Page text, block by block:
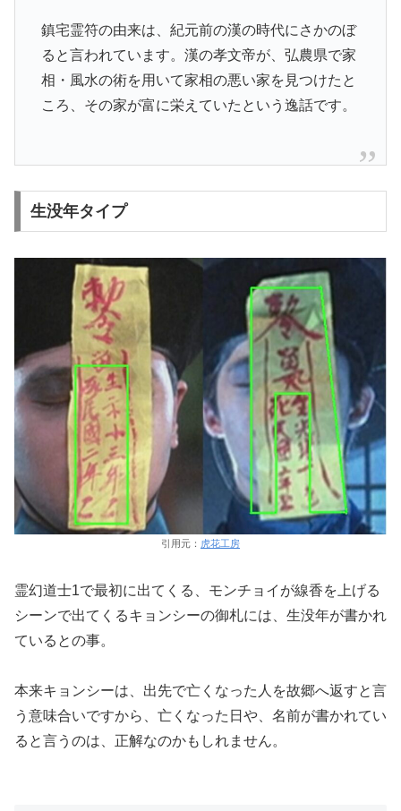
鎮宅霊符の由来は、紀元前の漢の時代にさかのぼ
ると言われています。漢の孝文帝が、弘農県で家
相・風水の術を用いて家相の悪い家を見つけたと
ころ、その家が富に栄えていたという逸話です。
生没年タイプ
引用元： 虎花工房
霊幻道士1で最初に出てくる、モンチョイが線香を上げる
シーンで出てくるキョンシーの御札には、生没年が書かれ
ているとの事。
本来キョンシーは、出先で亡くなった人を故郷へ返すと言
う意味合いですから、亡くなった日や、名前が書かれてい
ると言うのは、正解なのかもしれません。